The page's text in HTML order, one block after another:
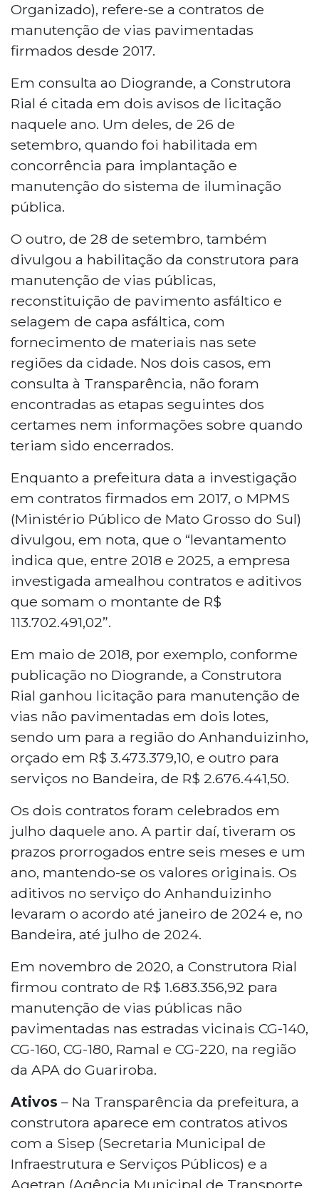
Organizado), refere-se a contratos de
manutenção de vias pavimentadas
firmados desde 2017.
Em consulta ao Diogrande, a Construtora
Rial é citada em dois avisos de licitação
naquele ano. Um deles, de 26 de
setembro, quando foi habilitada em
concorrência para implantação e
manutenção do sistema de iluminação
pública.
O outro, de 28 de setembro, também
divulgou a habilitação da construtora para
manutenção de vias públicas,
reconstituição de pavimento asfáltico e
selagem de capa asfáltica, com
fornecimento de materiais nas sete
regiões da cidade. Nos dois casos, em
consulta à Transparência, não foram
encontradas as etapas seguintes dos
certames nem informações sobre quando
teriam sido encerrados.
Enquanto a prefeitura data a investigação
em contratos firmados em 2017, o MPMS
(Ministério Público de Mato Grosso do Sul)
divulgou, em nota, que o “levantamento
indica que, entre 2018 e 2025, a empresa
investigada amealhou contratos e aditivos
que somam o montante de R$
113.702.491,02”.
Em maio de 2018, por exemplo, conforme
publicação no Diogrande, a Construtora
Rial ganhou licitação para manutenção de
vias não pavimentadas em dois lotes,
sendo um para a região do Anhanduizinho,
orçado em R$ 3.473.379,10, e outro para
serviços no Bandeira, de R$ 2.676.441,50.
Os dois contratos foram celebrados em
julho daquele ano. A partir daí, tiveram os
prazos prorrogados entre seis meses e um
ano, mantendo-se os valores originais. Os
aditivos no serviço do Anhanduizinho
levaram o acordo até janeiro de 2024 e, no
Bandeira, até julho de 2024.
Em novembro de 2020, a Construtora Rial
firmou contrato de R$ 1.683.356,92 para
manutenção de vias públicas não
pavimentadas nas estradas vicinais CG-140,
CG-160, CG-180, Ramal e CG-220, na região
da APA do Guariroba.
Ativos – Na Transparência da prefeitura, a
construtora aparece em contratos ativos
com a Sisep (Secretaria Municipal de
Infraestrutura e Serviços Públicos) e a
Agetran (Agência Municipal de Transporte